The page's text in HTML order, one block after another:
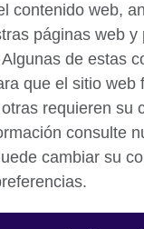
opportunities. A
contenido web,
páginas web y
de estas
que el sitio web
requieren su
consulte
cambiar su